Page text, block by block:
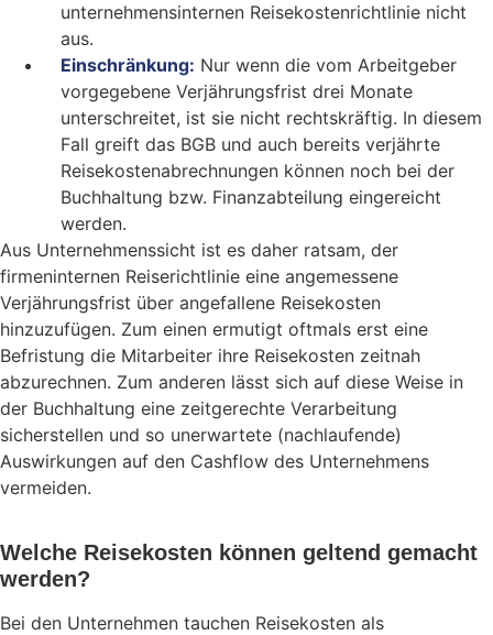
unternehmensinternen Reisekostenrichtlinie nicht
aus.
Einschränkung: Nur wenn die vom Arbeitgeber
vorgegebene Verjährungsfrist drei Monate
unterschreitet, ist sie nicht rechtskräftig. In diesem
Fall greift das BGB und auch bereits verjährte
Reisekostenabrechnungen können noch bei der
Buchhaltung bzw. Finanzabteilung eingereicht
werden.
Aus Unternehmenssicht ist es daher ratsam, der
firmeninternen Reiserichtlinie eine angemessene
Verjährungsfrist über angefallene Reisekosten
hinzuzufügen. Zum einen ermutigt oftmals erst eine
Befristung die Mitarbeiter ihre Reisekosten zeitnah
abzurechnen. Zum anderen lässt sich auf diese Weise in
der Buchhaltung eine zeitgerechte Verarbeitung
sicherstellen und so unerwartete (nachlaufende)
Auswirkungen auf den Cashflow des Unternehmens
vermeiden.
Welche Reisekosten können geltend gemacht
werden?
Bei den Unternehmen tauchen Reisekosten als